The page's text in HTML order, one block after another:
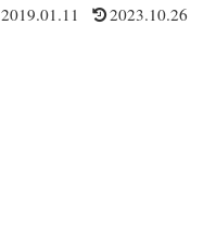
2019.01.11 2023.10.26